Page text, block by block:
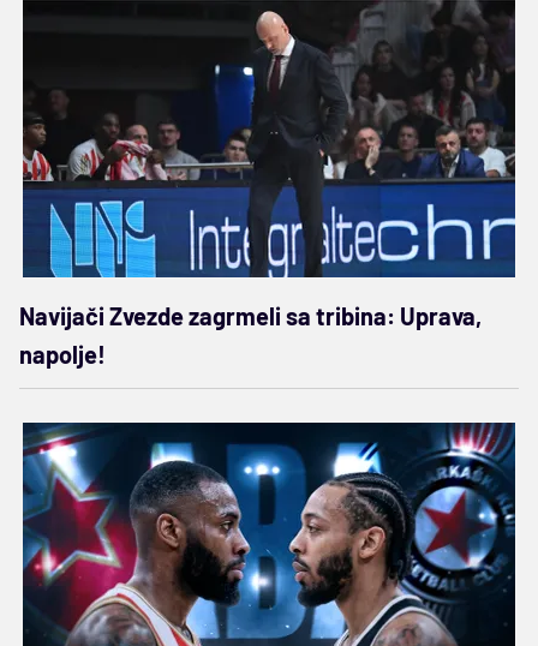
Navijači Zvezde zagrmeli sa tribina: Uprava,
napolje!